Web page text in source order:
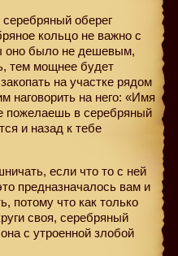
оберег
кольцо не важно с
оно было не дешевым,
тем мощнее будет
на участке рядом
наговорить на него: «Имя
пожелаешь в серебряный
и назад к тебе
если что то с ней
предназначалось вам и
потому что как только
своя, серебряный
с утроенной злобой